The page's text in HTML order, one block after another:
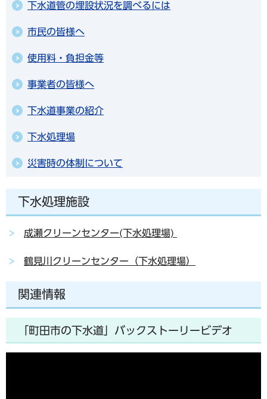
下水道管の埋設状況を調べるには
市民の皆様へ
使用料・負担金等
事業者の皆様へ
下水道事業の紹介
下水処理場
災害時の体制について
下水処理施設
成瀬クリーンセンター(下水処理場)
鶴見川クリーンセンター（下水処理場）
関連情報
「町田市の下水道」バックストーリービデオ